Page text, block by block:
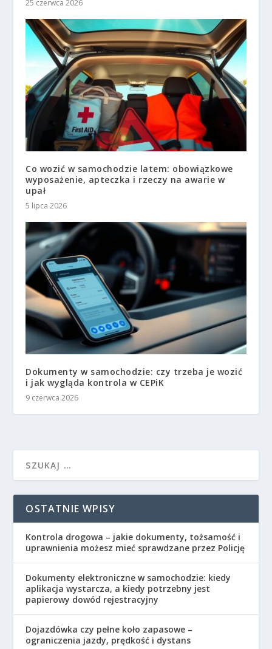
25 czerwca 2026
Co wozić w samochodzie latem: obowiązkowe
wyposażenie, apteczka i rzeczy na awarie w
upał
5 lipca 2026
Dokumenty w samochodzie: czy trzeba je wozić
i jak wygląda kontrola w CEPiK
9 czerwca 2026
OSTATNIE WPISY
Kontrola drogowa – jakie dokumenty, tożsamość i
uprawnienia możesz mieć sprawdzane przez Policję
Dokumenty elektroniczne w samochodzie: kiedy
aplikacja wystarcza, a kiedy potrzebny jest
papierowy dowód rejestracyjny
Dojazdówka czy pełne koło zapasowe –
ograniczenia jazdy, prędkość i dystans